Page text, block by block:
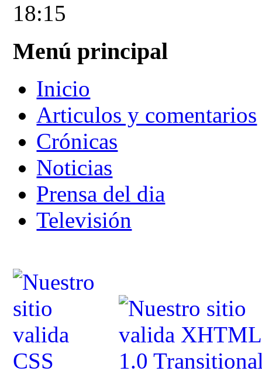
18:15
Menú principal
Inicio
Articulos y comentarios
Crónicas
Noticias
Prensa del dia
Televisión